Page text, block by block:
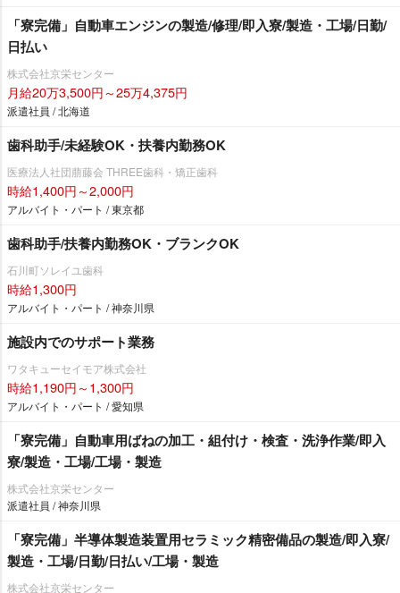
「寮完備」自動車エンジンの製造/修理/即入寮/製造・工場/日勤/
日払い
株式会社京栄センター
月給20万3,500円～25万4,375円
派遣社員 / 北海道
歯科助手/未経験OK・扶養内勤務OK
医療法人社団萠藤会 THREE歯科・矯正歯科
時給1,400円～2,000円
アルバイト・パート / 東京都
歯科助手/扶養内勤務OK・ブランクOK
石川町ソレイユ歯科
時給1,300円
アルバイト・パート / 神奈川県
施設内でのサポート業務
ワタキューセイモア株式会社
時給1,190円～1,300円
アルバイト・パート / 愛知県
「寮完備」自動車用ばねの加工・組付け・検査・洗浄作業/即入
寮/製造・工場/工場・製造
株式会社京栄センター
派遣社員 / 神奈川県
「寮完備」半導体製造装置用セラミック精密備品の製造/即入寮/
製造・工場/日勤/日払い/工場・製造
株式会社京栄センター